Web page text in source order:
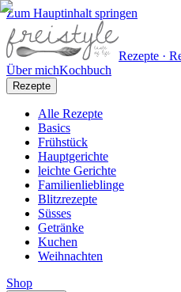
Zum Hauptinhalt springen
Rezepte ·
Über michKochbuch
Rezepte
Alle Rezepte
Basics
Frühstück
Hauptgerichte
leichte Gerichte
Familienlieblinge
Blitzrezepte
Süsses
Getränke
Kuchen
Weihnachten
Shop